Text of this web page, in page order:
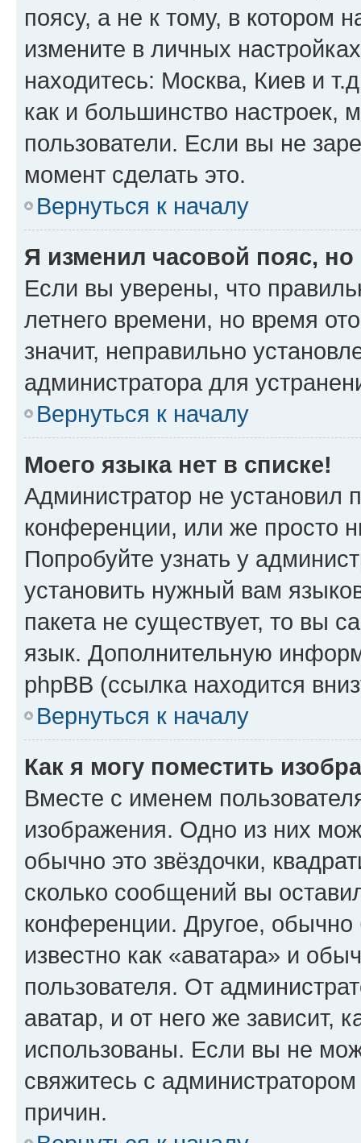
поясу, а не к тому, в котором
измените в личных
находитесь: Москва, Киев и
как и большинство настроек,
пользователи. Если вы не
момент сделать это.
Вернуться к началу
Я изменил часовой пояс,
Если вы уверены, что
летнего времени, но время
значит, неправильно
администратора для
Вернуться к началу
Моего языка нет в списке!
Администратор не установил
конференции, или же просто
Попробуйте узнать у
установить нужный вам
пакета не существует, то вы
язык. Дополнительную
phpBB (ссылка находится
Вернуться к началу
Как я могу поместить
Вместе с именем
изображения. Одно из них
обычно это звёздочки,
сколько сообщений вы
конференции. Другое,
известно как «аватара» и
пользователя. От
аватар, и от него же зависит,
использованы. Если вы не
свяжитесь с
причин.